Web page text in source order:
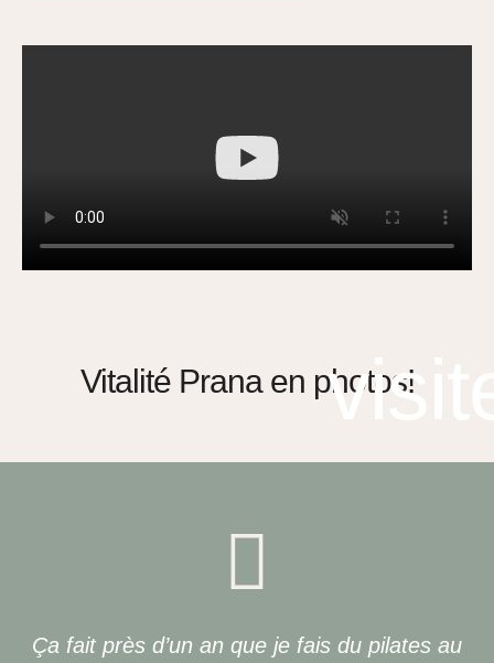
Vitalité Prana en photos!
Ça fait près d’un an que je fais du pilates au